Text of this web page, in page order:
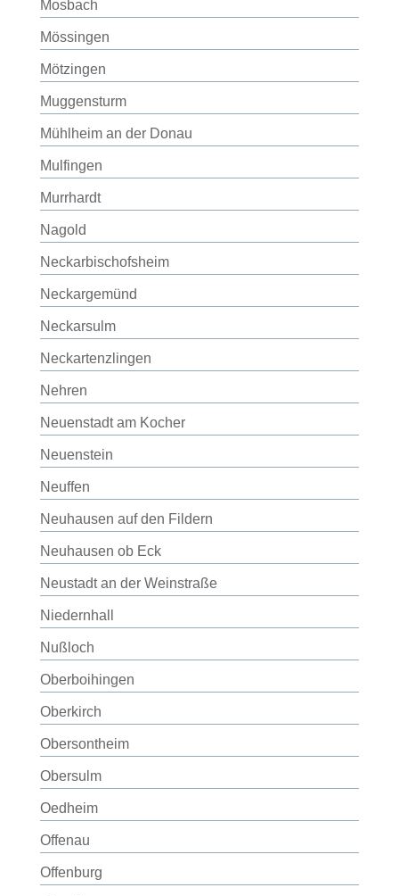
Mosbach
Mössingen
Mötzingen
Muggensturm
Mühlheim an der Donau
Mulfingen
Murrhardt
Nagold
Neckarbischofsheim
Neckargemünd
Neckarsulm
Neckartenzlingen
Nehren
Neuenstadt am Kocher
Neuenstein
Neuffen
Neuhausen auf den Fildern
Neuhausen ob Eck
Neustadt an der Weinstraße
Niedernhall
Nußloch
Oberboihingen
Oberkirch
Obersontheim
Obersulm
Oedheim
Offenau
Offenburg